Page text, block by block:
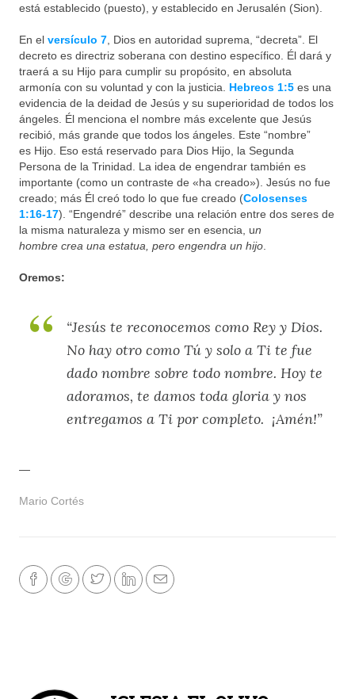
está establecido (puesto), y establecido en Jerusalén (Sion).
En elversículo 7, Dios en autoridad suprema, “decreta”. El
decreto es directriz soberana con destino específico. Él dará y
traerá a su Hijo para cumplir su propósito, en absoluta
armonía con su voluntad y con la justicia. Hebreos 1:5 es una
evidencia de la deidad de Jesús y su superioridad de todos los
ángeles. Él menciona el nombre más excelente que Jesús
recibió, más grande que todos los ángeles. Este “nombre”
es Hijo. Eso está reservado para Dios Hijo, la Segunda
Persona de la Trinidad. La idea de engendrar también es
importante (como un contraste de «ha creado»). Jesús no fue
creado; más Él creó todo lo que fue creado (Colosenses
1:16-17). “Engendré” describe una relación entre dos seres de
la misma naturaleza y mismo ser en esencia, un
hombre crea una estatua, pero engendra un hijo.
Oremos:
“Jesús te reconocemos como Rey y Dios.
No hay otro como Tú y solo a Ti te fue
dado nombre sobre todo nombre. Hoy te
adoramos, te damos toda gloria y nos
entregamos a Ti por completo. ¡Amén!”
—
Mario Cortés